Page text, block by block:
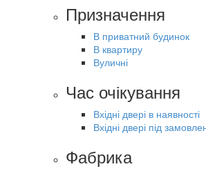
Призначення
В приватний будинок
В квартиру
Вуличні
Час очікування
Вхідні двері в наявності
Вхідні двері під
Фабрика